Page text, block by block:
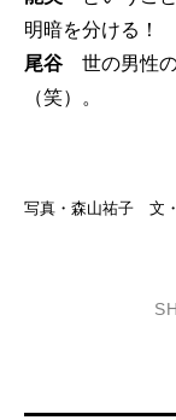
明暗を分ける！
尾谷 世の男性
（笑）。
写真・森山祐子 文